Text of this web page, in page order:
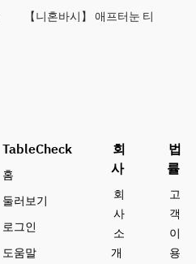
【니혼바시】 애프터눈 티
TableCheck
홈
둘러보기
로그인
도움말
회
사
회
사
소
개
법
률
고
객
이
용